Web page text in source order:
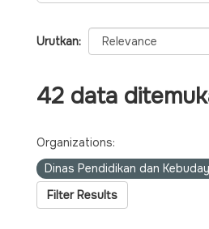
Urutkan
42 data
Organizations:
Dinas Pendidikan dan
Filter Results